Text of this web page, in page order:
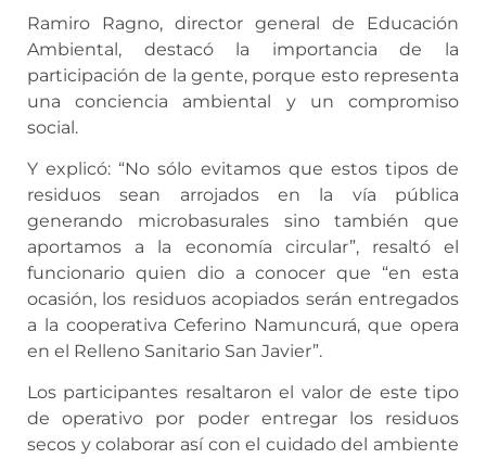
Ramiro Ragno, director general de Educación
Ambiental, destacó la importancia de la
participación de la gente, porque esto representa
una conciencia ambiental y un compromiso
social.
Y explicó: “No sólo evitamos que estos tipos de
residuos sean arrojados en la vía pública
generando microbasurales sino también que
aportamos a la economía circular”, resaltó el
funcionario quien dio a conocer que “en esta
ocasión, los residuos acopiados serán entregados
a la cooperativa Ceferino Namuncurá, que opera
en el Relleno Sanitario San Javier”.
Los participantes resaltaron el valor de este tipo
de operativo por poder entregar los residuos
secos y colaborar así con el cuidado del ambiente